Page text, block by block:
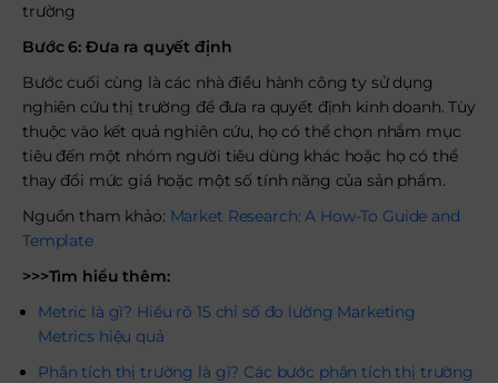
trường
Bước 6: Đưa ra quyết định
Bước cuối cùng là các nhà điều hành công ty sử dụng
nghiên cứu thị trường để đưa ra quyết định kinh doanh. Tùy
thuộc vào kết quả nghiên cứu, họ có thể chọn nhắm mục
tiêu đến một nhóm người tiêu dùng khác hoặc họ có thể
thay đổi mức giá hoặc một số tính năng của sản phẩm.
Nguồn tham khảo: Market Research: A How-To Guide and
Template
>>>Tìm hiểu thêm:
Metric là gì? Hiểu rõ 15 chỉ số đo lường Marketing
Metrics hiệu quả
Phân tích thị trường là gì? Các bước phân tích thị trường